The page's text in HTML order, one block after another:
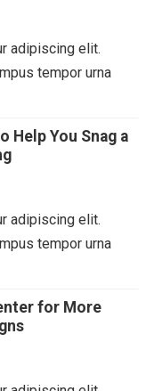
adipiscing elit.
tempor urna
Help You Snag a
adipiscing elit.
tempor urna
for More